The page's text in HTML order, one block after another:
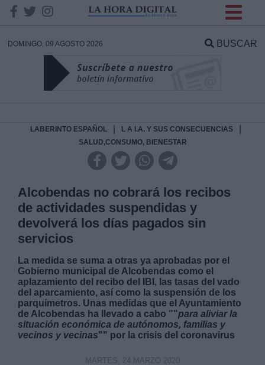
DOMINGO, 09 AGOSTO 2026 BUSCAR
LABERINTO ESPAÑOL L A I.A. Y SUS CONSECUENCIAS
SALUD,CONSUMO, BIENESTAR
Alcobendas no cobrará los recibos
de actividades suspendidas y
devolverá los días pagados sin
servicios
La medida se suma a otras ya aprobadas por el
Gobierno municipal de Alcobendas como el
aplazamiento del recibo del IBI, las tasas del vado
del aparcamiento, así como la suspensión de los
parquímetros. Unas medidas que el Ayuntamiento
de Alcobendas ha llevado a cabo ""para aliviar la
situación económica de autónomos, familias y
vecinos y vecinas"" por la crisis del coronavirus
MARTES, 24 MARZO 2020
DATOS
Responsable:
Destinatarios: